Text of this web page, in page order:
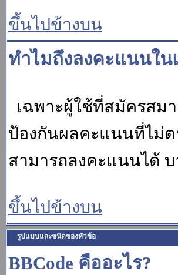
ขึ้นไปข้างบน
ทำไมถึงลงคะแนนใน
เฉพาะผู้ใช้ที่สมัครสม
ป้องกันผลคะแนนที่ไม่
สามารถลงคะแนนได้
ขึ้นไปข้างบน
รูปแบบและชนิดของหัวข้อ
BBCode คืออะไร?